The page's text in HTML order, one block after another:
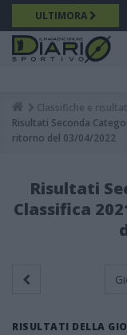
Salta
al
contenuto
principale
ULTIMORA
Classifiche e
Risultati Seconda
ritorno del 03/04/2022
Risultati
Classifica
RISULTATI DELLA